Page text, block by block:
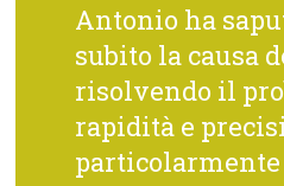
Antonio ha
subito la causa
risolvendo il
rapidità e
particolarmente